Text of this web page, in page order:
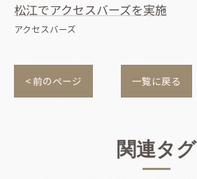
松江でアクセスバーズを実施
アクセスバーズ
< 前のページ 一覧に戻る
関連タグ